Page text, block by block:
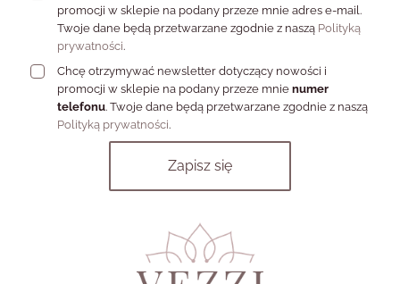
promocji w sklepie na podany przeze mnie adres e-mail.
Twoje dane będą przetwarzane zgodnie z naszą Polityką
prywatności.
Chcę otrzymywać newsletter dotyczący nowości i
promocji w sklepie na podany przeze mnie numer
telefonu. Twoje dane będą przetwarzane zgodnie z naszą
Polityką prywatności.